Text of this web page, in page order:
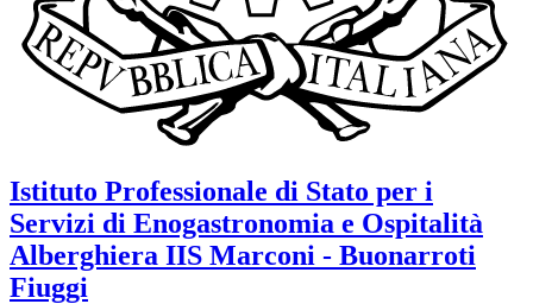
Istituto Professionale di Stato per i
Servizi di Enogastronomia e Ospitalità
Alberghiera IIS Marconi - Buonarroti
Fiuggi